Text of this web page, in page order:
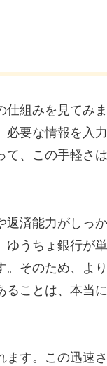
組みを見てみ
要な情報を入力
て、この手軽さ
済能力がしっ
ゆうちょ銀行が
そのため、よ
ことは、本当
す。この迅速